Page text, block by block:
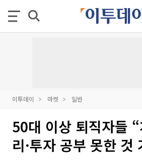
이투데이 마켓 일반
50대 이상 퇴직자들
리·투자 공부 못한 것